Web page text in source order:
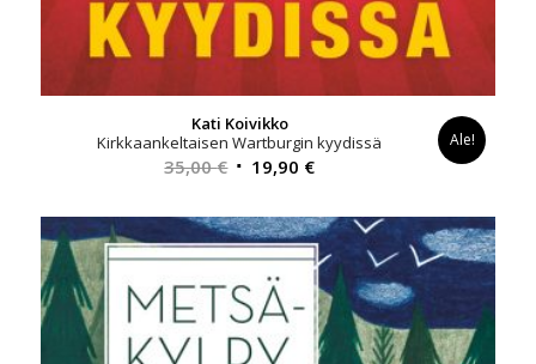
Kati Koivikko
Kirkkaankeltaisen Wartburgin kyydissä
35,00€ Alkuperäinen
oli:
35,00 €.
19,90 €Nykyinen
on:
19,90 €.
Ale!